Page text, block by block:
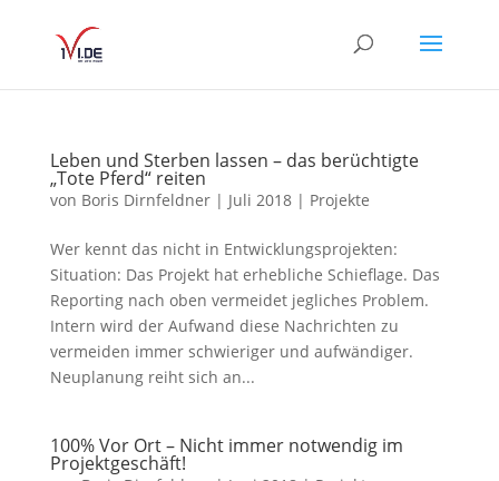
Leben und Sterben lassen – das berüchtigte
„Tote Pferd“ reiten
von Boris Dirnfeldner| Juli 2018| Projekte
Wer kennt das nicht in Entwicklungsprojekten:
Situation: Das Projekt hat erhebliche Schieflage. Das
Reporting nach oben vermeidet jegliches Problem.
Intern wird der Aufwand diese Nachrichten zu
vermeiden immer schwieriger und aufwändiger.
Neuplanung reiht sich an...
100% Vor Ort – Nicht immer notwendig im
Projektgeschäft!